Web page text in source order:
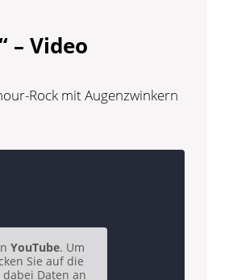
– Video
Rock mit Augenzwinkern
YouTube. Um
Sie auf die
Daten an